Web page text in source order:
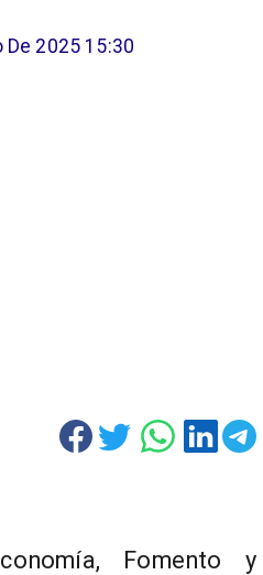
De 2025 15:30
Fomento y